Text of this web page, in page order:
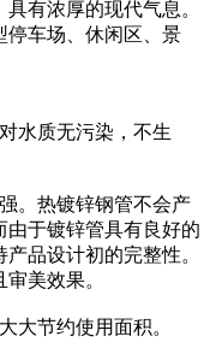
有浓厚的现代气息。
停车场、休闲区、景
水质无污染，不生
。热镀锌钢管不会产
于镀锌管具有良好的
品设计初的完整性。
美效果。
大节约使用面积。